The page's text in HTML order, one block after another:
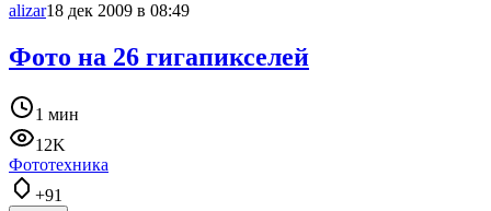
alizar18 дек 2009 в 08:49
Фото на 26 гигапикселей
1 мин
12K
Фототехника
+91